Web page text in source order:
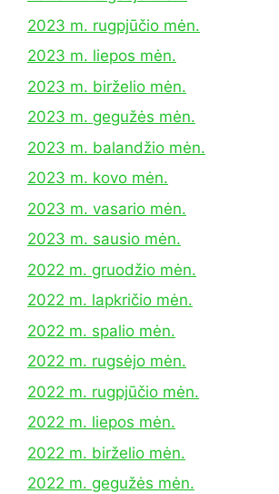
2023 m. rugpjūčio mėn.
2023 m. liepos mėn.
2023 m. birželio mėn.
2023 m. gegužės mėn.
2023 m. balandžio mėn.
2023 m. kovo mėn.
2023 m. vasario mėn.
2023 m. sausio mėn.
2022 m. gruodžio mėn.
2022 m. lapkričio mėn.
2022 m. spalio mėn.
2022 m. rugsėjo mėn.
2022 m. rugpjūčio mėn.
2022 m. liepos mėn.
2022 m. birželio mėn.
2022 m. gegužės mėn.